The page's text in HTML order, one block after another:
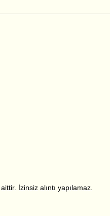
İzinsiz alıntı yapılamaz.